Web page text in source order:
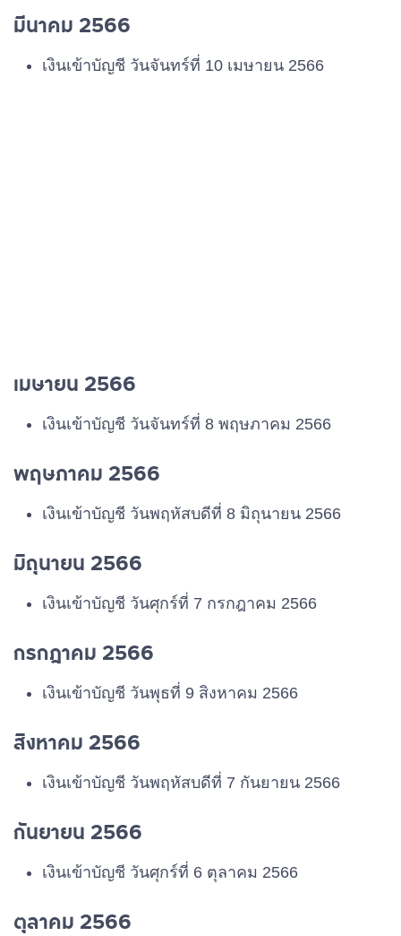
มีนาคม 2566
เงินเข้าบัญชี วันจันทร์ที่ 10 เมษายน 2566
เมษายน 2566
เงินเข้าบัญชี วันจันทร์ที่ 8 พฤษภาคม 2566
พฤษภาคม 2566
เงินเข้าบัญชี วันพฤหัสบดีที่ 8 มิถุนายน 2566
มิถุนายน 2566
เงินเข้าบัญชี วันศุกร์ที่ 7 กรกฎาคม 2566
กรกฎาคม 2566
เงินเข้าบัญชี วันพุธที่ 9 สิงหาคม 2566
สิงหาคม 2566
เงินเข้าบัญชี วันพฤหัสบดีที่ 7 กันยายน 2566
กันยายน 2566
เงินเข้าบัญชี วันศุกร์ที่ 6 ตุลาคม 2566
ตุลาคม 2566